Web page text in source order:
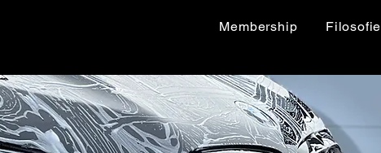
Membership Filosofie